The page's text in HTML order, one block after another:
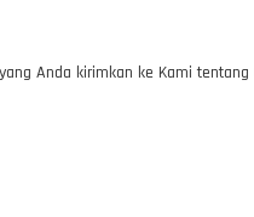
Anda kirimkan ke Kami tentang